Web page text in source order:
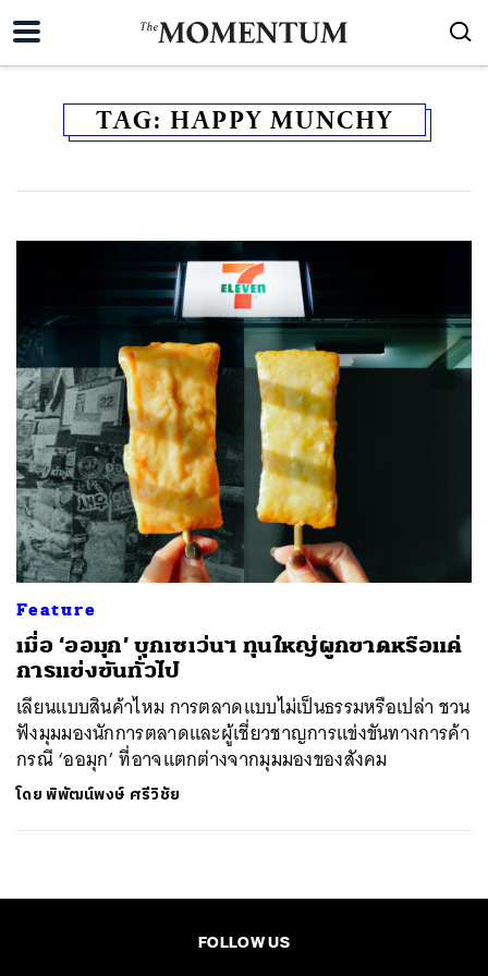
TAG: HAPPY MUNCHY
Feature
เมื่อ ‘ออมุก’ บุกเซเว่นฯ ทุนใหญ่ผูกขาดหรือแค่
การแข่งขันทั่วไป
เลียนแบบสินค้าไหม การตลาดแบบไม่เป็นธรรมหรือเปล่า ชวน
ฟังมุมมองนักการตลาดและผู้เชี่ยวชาญการแข่งขันทางการค้า
กรณี ‘ออมุก’ ที่อาจแตกต่างจากมุมมองของสังคม
โดยพิพัฒน์พงษ์ ศรีวิชัย
FOLLOW US
ค้นหา
SHARE TWEET LINE EMAIL